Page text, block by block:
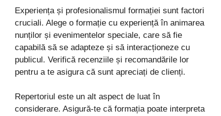
Experiența și profesionalismul formației sunt factori
cruciali. Alege o formație cu experiență în animarea
nunților și evenimentelor speciale, care să fie
capabilă să se adapteze și să interacționeze cu
publicul. Verifică recenziile și recomandările lor
pentru a te asigura că sunt apreciați de clienți.
Repertoriul este un alt aspect de luat în
considerare. Asigură-te că formația poate interpreta